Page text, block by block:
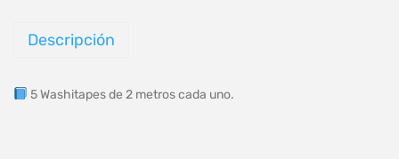
Descripción
5 Washitapes de 2 metros cada uno.